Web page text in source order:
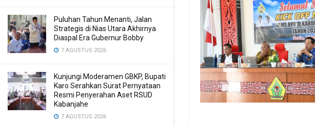
Puluhan Tahun Menanti, Jalan
Strategis di Nias Utara Akhirnya
Diaspal Era Gubernur Bobby
7 AGUSTUS 2026
Kunjungi Moderamen GBKP, Bupati
Karo Serahkan Surat Pernyataan
Resmi Penyerahan Aset RSUD
Kabanjahe
7 AGUSTUS 2026